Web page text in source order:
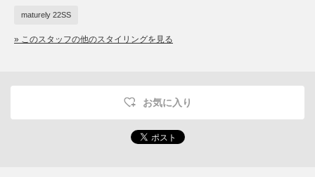
maturely 22SS
» このスタッフの他のスタイリングを見る
お気に入り